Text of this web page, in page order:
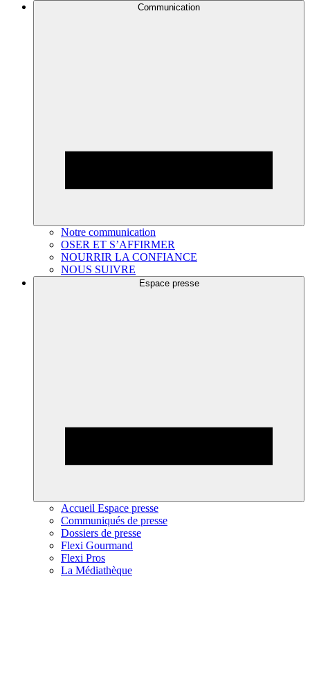
Communication
Notre communication
OSER ET S’AFFIRMER
NOURRIR LA CONFIANCE
NOUS SUIVRE
Espace presse
Accueil Espace presse
Communiqués de presse
Dossiers de presse
Flexi Gourmand
Flexi Pros
La Médiathèque